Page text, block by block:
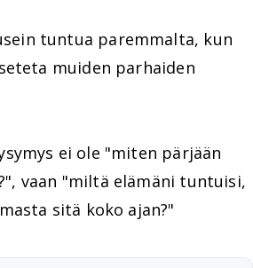
tuntua paremmalta, kun
muiden parhaiden
ei ole "miten pärjään
vaan "miltä elämäni tuntuisi,
sitä koko ajan?"